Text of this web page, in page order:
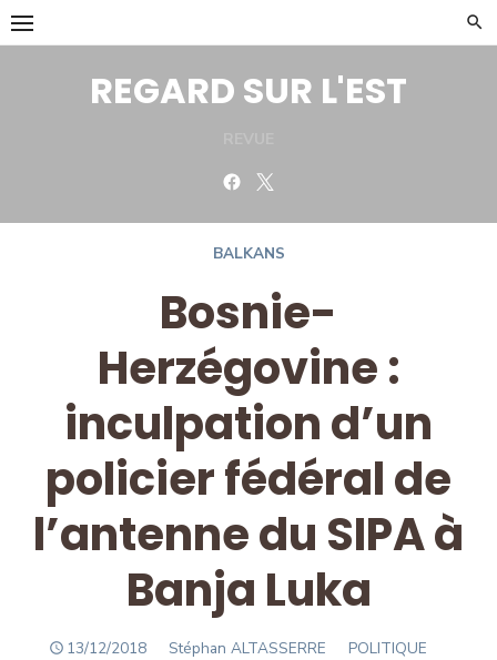
Skip
to
REGARD SUR L'EST
Facebook
BALKANS
Bosnie-
Herzégovine :
inculpation d’un
policier fédéral de
l’antenne du SIPA à
Banja Luka
POSTED
13/12/2018 Author
Stéphan ALTASSERRE POLITIQUE